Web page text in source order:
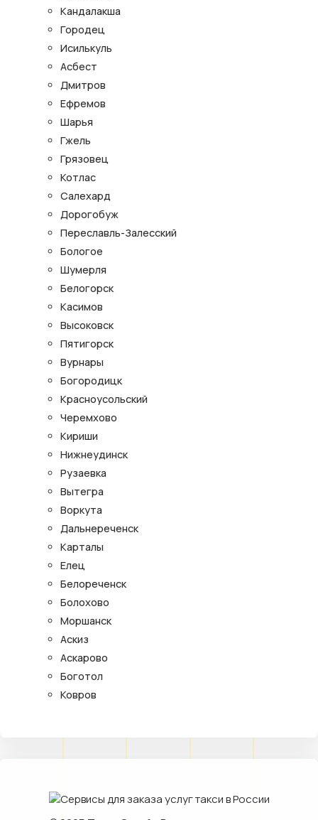
Кандалакша
Городец
Исилькуль
Асбест
Дмитров
Ефремов
Шарья
Гжель
Грязовец
Котлас
Салехард
Дорогобуж
Переславль-Залесский
Бологое
Шумерля
Белогорск
Касимов
Высоковск
Пятигорск
Вурнары
Богородицк
Красноусольский
Черемхово
Кириши
Нижнеудинск
Рузаевка
Вытегра
Воркута
Дальнереченск
Карталы
Елец
Белореченск
Болохово
Моршанск
Аскиз
Аскарово
Боготол
Ковров